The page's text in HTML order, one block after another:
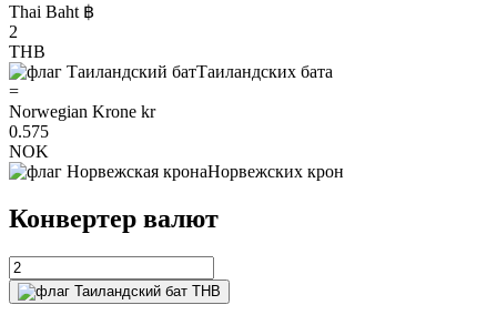
Thai Baht ฿
2
THB
Таиландских бата
=
Norwegian Krone kr
0.575
NOK
Норвежских крон
Конвертер валют
THB